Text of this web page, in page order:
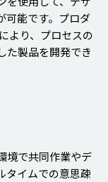
可能です。プロダ
より、プロセスの
た製品を開発でき
境で共同作業やデ
タイムでの意思疎